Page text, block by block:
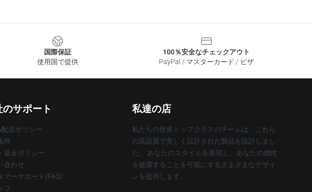
国際保証
使用国で提供
100％安全なチェックアウト
PayPal / マスターカード / ビザ
のサポート
配送ポリシー
件
返金ポリシー
合わせ
マーサポート(FAQ)
フ
私達の店
私たちの世界トップクラスのチームは、これら
の高品質で美しく設計された製品を設計しまし
た。 あなたのスタイルを表現し、あなたの個性
を披露することを可能にするさまざまなデザイ
ンを提供します。